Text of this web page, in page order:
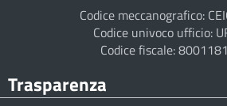
Codice meccanografico:
Codice univoco ufficio:
Codice fiscale:
Trasparenza